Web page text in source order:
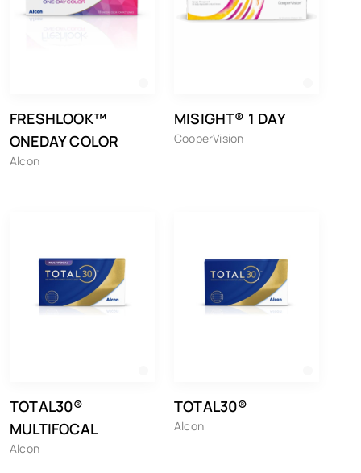
FRESHLOOK™
ONEDAY COLOR
Alcon
MISIGHT® 1 DAY
CooperVision
TOTAL30®
MULTIFOCAL
Alcon
TOTAL30®
Alcon